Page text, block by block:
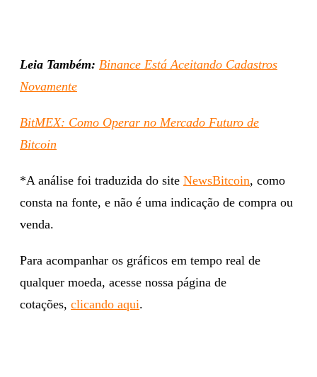
Leia Também: Binance Está Aceitando Cadastros
Novamente
BitMEX: Como Operar no Mercado Futuro de
Bitcoin
*A análise foi traduzida do site NewsBitcoin, como
consta na fonte, e não é uma indicação de compra ou
venda.
Para acompanhar os gráficos em tempo real de
qualquer moeda, acesse nossa página de
cotações, clicando aqui.